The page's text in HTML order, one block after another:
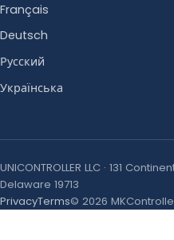
Français
Deutsch
Русский
Українська
UNICONTROLLER LLC · 131
Delaware 19713
PrivacyTerms© 2026